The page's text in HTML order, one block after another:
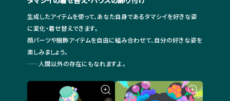
生成したアイテムを使って、あなた自身であるタマシイを好きな姿
に変化・着せ替えできます。
顔パーツや服飾アイテムを自由に組み合わせて、自分の好きな姿を
楽しみましょう。
……人間以外の存在にもなれますよ。